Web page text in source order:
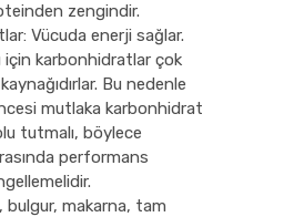
zengindir.
Vücuda enerji sağlar.
için karbonhidratlar çok
Bu nedenle
mutlaka karbonhidrat
tutmalı, böylece
performans
bulgur, makarna, tam